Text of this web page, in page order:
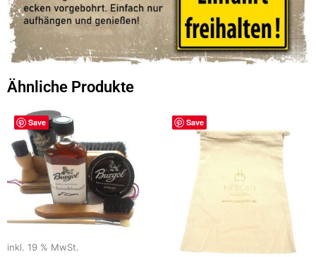
Ähnliche Produkte
Save
inkl. 19 % MwSt.
Save